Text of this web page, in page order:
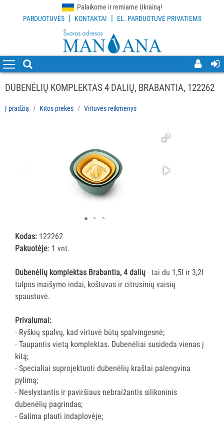
Palaikome ir remiame Ukrainą!
PARDUOTUVĖS | KONTAKTAI | EL. PARDUOTUVĖ PRIVATIEMS
VALYMO
PRIEMONĖS
ĮRANKIAI
ĮRANGA
PRIEMONĖS
PURVĄ
KILIMĖLIAI
ASMENS
HIGIENOS
PRIEMONĖS
SLAUGOS
PREKĖS
DUBENĖLIŲ KOMPLEKTAS 4 DALIŲ, BRABANTIA, 122262
Į pradžią Kitos prekės Virtuvės reikmenys
Kodas: 122262
Pakuotėje: 1 vnt.
Dubenėlių komplektas Brabantia, 4 dalių - tai du 1,5l ir 3,2l
talpos maišymo indai, koštuvas ir citrusinių vaisių
spaustuvė.
Privalumai:
- Ryškių spalvų, kad virtuvė būtų spalvingesnė;
- Taupantis vietą komplektas. Dubenėliai susideda vienas į
kitą;
- Specialiai suprojektuoti dubenėlių kraštai palengvina
pylimą;
- Neslystantis ir paviršiaus nebraižantis silikoninis
dubenėlių pagrindas;
- Galima plauti indaplovėje;